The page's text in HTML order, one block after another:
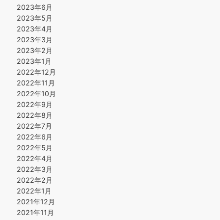
2023年6月
2023年5月
2023年4月
2023年3月
2023年2月
2023年1月
2022年12月
2022年11月
2022年10月
2022年9月
2022年8月
2022年7月
2022年6月
2022年5月
2022年4月
2022年3月
2022年2月
2022年1月
2021年12月
2021年11月